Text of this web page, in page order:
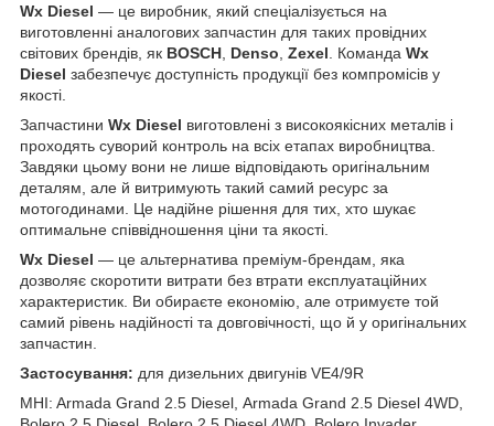
Wx Diesel — це виробник, який спеціалізується на
виготовленні аналогових запчастин для таких провідних
світових брендів, як BOSCH Denso Zexel . Команда Wx
Diesel забезпечує доступність продукції без компромісів у
якості.
Запчастини Wx Diesel виготовлені з високоякісних металів і
проходять суворий контроль на всіх етапах виробництва.
Завдяки цьому вони не лише відповідають оригінальним
деталям, але й витримують такий самий ресурс за
мотогодинами. Це надійне рішення для тих, хто шукає
оптимальне співвідношення ціни та якості.
Wx Diesel — це альтернатива преміум-брендам, яка
дозволяє скоротити витрати без втрати експлуатаційних
характеристик. Ви обираєте економію, але отримуєте той
самий рівень надійності та довговічності, що й у оригінальних
запчастин.
Застосування: для дизельних двигунів VE4/9R
MHI: Armada Grand 2.5 Diesel, Armada Grand 2.5 Diesel 4WD,